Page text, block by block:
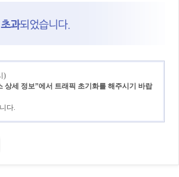
)
상세 정보”에서 트래픽 초기화를 해주시기 바랍
다.